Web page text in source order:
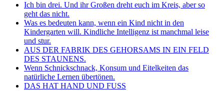
Ich bin drei. Und ihr Großen dreht euch im Kreis, aber so
geht das nicht.
Was es bedeuten kann, wenn ein Kind nicht in den
Kindergarten will. Kindliche Intelligenz ist manchmal leise
und stur.
AUS DER FABRIK DES GEHORSAMS IN EIN FELD
DES STAUNENS.
Wenn Schnickschnack, Konsum und Eitelkeiten das
natürliche Lernen übertönen.
DAS HAT HAND UND FUSS